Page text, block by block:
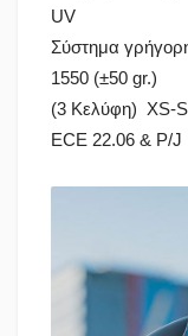
UV
Σύστημα
1550 (±50 gr.)
(3 Κελύφη) XS-
ECE 22.06 & P/J